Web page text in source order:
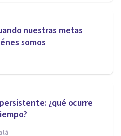
nuestras metas
somos
¿qué ocurre